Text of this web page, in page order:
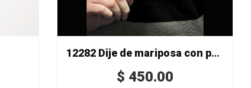
12282 Dije de mariposa con pedrería
$ 450.00